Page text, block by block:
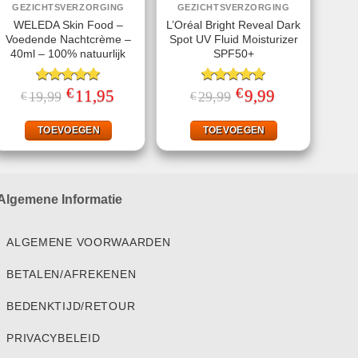
GEZICHTSVERZORGING
WELEDA Skin Food –
Voedende Nachtcrème –
40ml – 100% natuurlijk
Gewaardeerd
5.00uit 5
€19,99 Oorspronkelijke
prijs
€19,99.
€ 11,95
TOEVOEGEN
GEZICHTSVERZORGING
L’Oréal Bright Reveal Dark
Spot UV Fluid Moisturizer
SPF50+
Gewaardeerd
5.00 uit 5
€29,99 Oorspronkelijke
prijs
€29,99.
€9,99
€9,99.
TOEVOEGEN
Informatie
ALGEMENE VOORWAARDEN
BETALEN/AFREKENEN
BEDENKTIJD/RETOUR
PRIVACYBELEID